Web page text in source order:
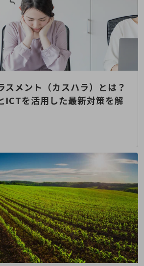
スメント（カスハラ）とは？
ICTを活用した最新対策を解